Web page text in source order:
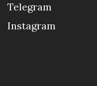
Telegram
Instagram